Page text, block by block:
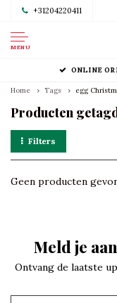
+31204220411
MENU
ONLINE
Home Tags egg
Producten
Filters
Geen producten
Meld je
Ontvang de laatste